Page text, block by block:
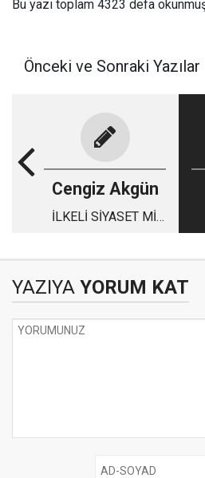
Bu yazı toplam 4323 defa
Önceki ve Sonraki Yazılar
Cengiz Akgün
İLKELİ SİYASET Mİ,
YAZIYA YORUM KAT